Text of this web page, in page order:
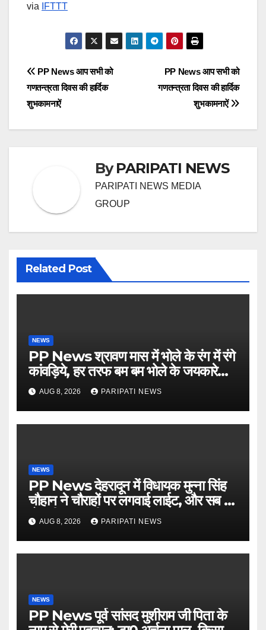
via IFTTT
Post
navigation
PP News आप सभी को
गणतन्त्रता दिवस की हार्दिक
शुभकामनाऐं
PP News आप सभी को
गणतन्त्रता दिवस की हार्दिक
शुभकामनाऐं
ByPARIPATI NEWS
PARIPATI NEWS MEDIA
GROUP
Related Post
NEWS
PP News श्रावण मास में भोले के रंग में रंगे
कांवड़िये, हर तरफ बम बम भोले के जयकारे…
see more..
AUG 8, 2026 PARIPATI NEWS
NEWS
PP News देहरादून में विधायक मुन्ना सिंह
चौहान ने चौराहों पर लगवाई लाईट, और सब में
हो गयी वाह-वाही…
AUG 8, 2026 PARIPATI NEWS
NEWS
PP News पूर्व सांसद मुशीराम जी पिता के